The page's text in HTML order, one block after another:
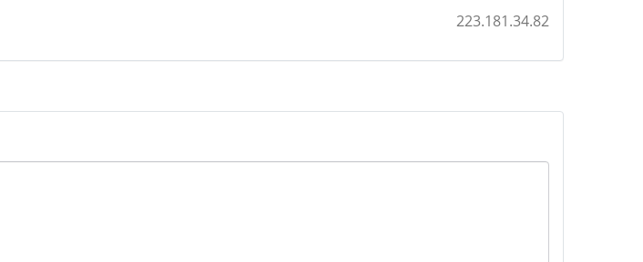
223.181.34.82